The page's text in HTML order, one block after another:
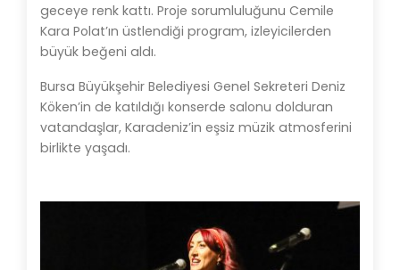
geceye renk kattı. Proje sorumluluğunu Cemile
Kara Polat’ın üstlendiği program, izleyicilerden
büyük beğeni aldı.
Bursa Büyükşehir Belediyesi Genel Sekreteri Deniz
Köken’in de katıldığı konserde salonu dolduran
vatandaşlar, Karadeniz’in eşsiz müzik atmosferini
birlikte yaşadı.